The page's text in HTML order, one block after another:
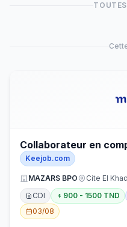
Collaborateur en
Keejob.com
MAZARS BPO
Cite El
CDI
900 - 1500 TND
03/08